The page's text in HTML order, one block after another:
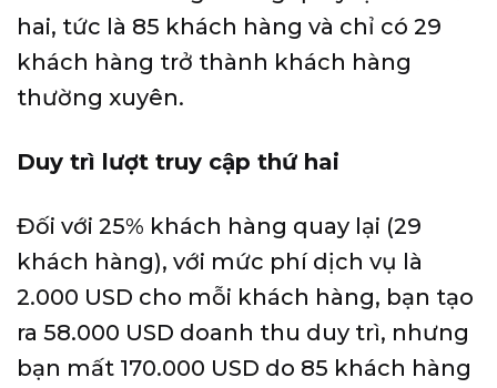
hai, tức là 85 khách hàng và chỉ có 29
khách hàng trở thành khách hàng
thường xuyên.
Duy trì lượt truy cập thứ hai
Đối với 25% khách hàng quay lại (29
khách hàng), với mức phí dịch vụ là
2.000 USD cho mỗi khách hàng, bạn tạo
ra 58.000 USD doanh thu duy trì, nhưng
bạn mất 170.000 USD do 85 khách hàng